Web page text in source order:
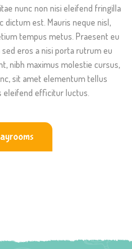
nunc non nisi eleifend fringilla
dictum est. Mauris neque nisl,
tempus metus. Praesent eu
eros a nisi porta rutrum eu
nibh maximus molestie cursus,
sit amet elementum tellus
eleifend efficitur luctus.